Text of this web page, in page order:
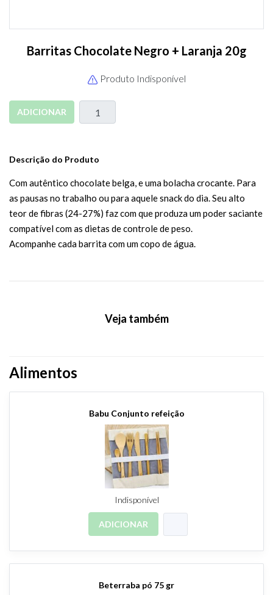
Barritas Chocolate Negro + Laranja 20g
Produto Indisponível
ADICIONAR
Descrição do Produto
Com autêntico chocolate belga, e uma bolacha crocante. Para
as pausas no trabalho ou para aquele snack do dia. Seu alto
teor de fibras (24-27%) faz com que produza um poder saciante
compatível com as dietas de controle de peso.
Acompanhe cada barrita com um copo de água.
Veja também
Alimentos
Babu Conjunto refeição
Indisponível
ADICIONAR
Beterraba pó 75 gr